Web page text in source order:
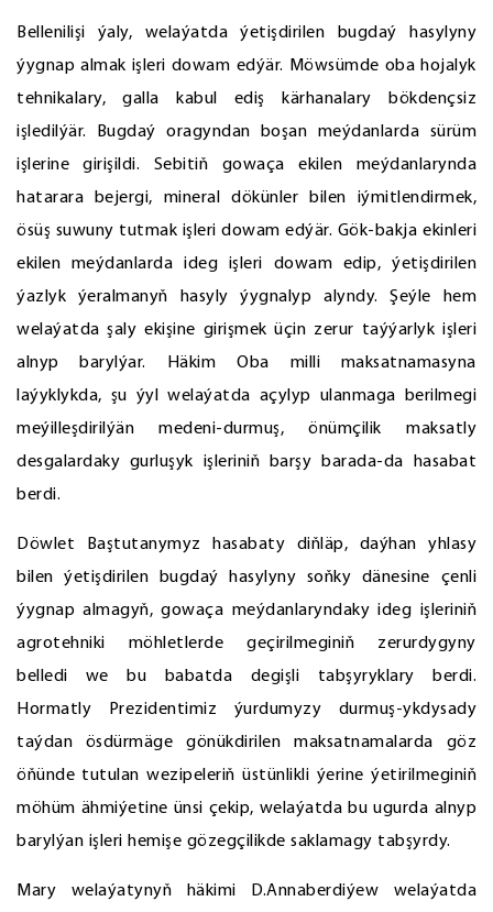
Bellenilişi ýaly, welaýatda ýetişdirilen bugdaý hasylyny
ýygnap almak işleri dowam edýär. Möwsümde oba hojalyk
tehnikalary, galla kabul ediş kärhanalary bökdençsiz
işledilýär. Bugdaý oragyndan boşan meýdanlarda sürüm
işlerine girişildi. Sebitiň gowaça ekilen meýdanlarynda
hatarara bejergi, mineral dökünler bilen iýmitlendirmek,
ösüş suwuny tutmak işleri dowam edýär. Gök-bakja ekinleri
ekilen meýdanlarda ideg işleri dowam edip, ýetişdirilen
ýazlyk ýeralmanyň hasyly ýygnalyp alyndy. Şeýle hem
welaýatda şaly ekişine girişmek üçin zerur taýýarlyk işleri
alnyp barylýar. Häkim Oba milli maksatnamasyna
laýyklykda, şu ýyl welaýatda açylyp ulanmaga berilmegi
meýilleşdirilýän medeni-durmuş, önümçilik maksatly
desgalardaky gurluşyk işleriniň barşy barada-da hasabat
berdi.
Döwlet Baştutanymyz hasabaty diňläp, daýhan yhlasy
bilen ýetişdirilen bugdaý hasylyny soňky dänesine çenli
ýygnap almagyň, gowaça meýdanlaryndaky ideg işleriniň
agrotehniki möhletlerde geçirilmeginiň zerurdygyny
belledi we bu babatda degişli tabşyryklary berdi.
Hormatly Prezidentimiz ýurdumyzy durmuş-ykdysady
taýdan ösdürmäge gönükdirilen maksatnamalarda göz
öňünde tutulan wezipeleriň üstünlikli ýerine ýetirilmeginiň
möhüm ähmiýetine ünsi çekip, welaýatda bu ugurda alnyp
barylýan işleri hemişe gözegçilikde saklamagy tabşyrdy.
Mary welaýatynyň häkimi D.Annaberdiýew welaýatda